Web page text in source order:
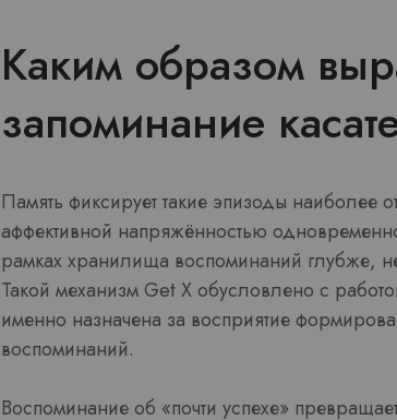
Каким образом
запоминание
Память фиксирует такие эпизоды наиболее
аффективной напряжённостью
рамках хранилища воспоминаний глубже,
Такой механизм Get X обусловлено с
именно назначена за восприятие
воспоминаний.
Воспоминание об «почти успехе»